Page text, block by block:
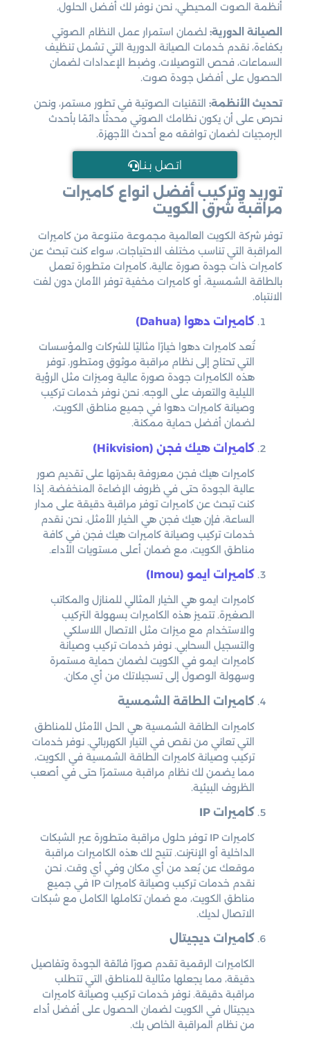
أنظمة الصوت المحيطي، نحن نوفر لك أفضل الحلول.
الصيانة الدورية: لضمان استمرار عمل النظام الصوتي
بكفاءة، نقدم خدمات الصيانة الدورية التي تشمل تنظيف
السماعات، فحص التوصيلات، وضبط الإعدادات لضمان
الحصول على أفضل جودة صوت.
تحديث الأنظمة: التقنيات الصوتية في تطور مستمر، ونحن
نحرص على أن يكون نظامك الصوتي محدثًا دائمًا بأحدث
البرمجيات لضمان توافقه مع أحدث الأجهزة.
اتـصل بـنـا
توريد وتركيب أفضل انواع كاميرات
مراقبة شرق الكويت
توفر شركة الكويت العالمية مجموعة متنوعة من كاميرات
المراقبة التي تناسب مختلف الاحتياجات، سواء كنت تبحث عن
كاميرات ذات جودة صورة عالية، كاميرات متطورة تعمل
بالطاقة الشمسية، أو كاميرات مخفية توفر الأمان دون لفت
الانتباه.
كاميرات دهوا (Dahua)
تُعد كاميرات دهوا خيارًا مثاليًا للشركات والمؤسسات
التي تحتاج إلى نظام مراقبة موثوق ومتطور. توفر
هذه الكاميرات جودة صورة عالية وميزات مثل الرؤية
الليلية والتعرف على الوجه. نحن نوفر خدمات تركيب
وصيانة كاميرات دهوا في جميع مناطق الكويت،
لضمان أفضل حماية ممكنة.
كاميرات هيك فجن (Hikvision)
كاميرات هيك فجن معروفة بقدرتها على تقديم صور
عالية الجودة حتى في ظروف الإضاءة المنخفضة. إذا
كنت تبحث عن كاميرات توفر مراقبة دقيقة على مدار
الساعة، فإن هيك فجن هي الخيار الأمثل. نحن نقدم
خدمات تركيب وصيانة كاميرات هيك فجن في كافة
مناطق الكويت، مع ضمان أعلى مستويات الأداء.
كاميرات ايمو (Imou)
كاميرات ايمو هي الخيار المثالي للمنازل والمكاتب
الصغيرة. تتميز هذه الكاميرات بسهولة التركيب
والاستخدام مع ميزات مثل الاتصال اللاسلكي
والتسجيل السحابي. نوفر خدمات تركيب وصيانة
كاميرات ايمو في الكويت لضمان حماية مستمرة
وسهولة الوصول إلى تسجيلاتك من أي مكان.
كاميرات الطاقة الشمسية
كاميرات الطاقة الشمسية هي الحل الأمثل للمناطق
التي تعاني من نقص في التيار الكهربائي. نوفر خدمات
تركيب وصيانة كاميرات الطاقة الشمسية في الكويت،
مما يضمن لك نظام مراقبة مستمرًا حتى في أصعب
الظروف البيئية.
كاميرات IP
كاميرات IP توفر حلول مراقبة متطورة عبر الشبكات
الداخلية أو الإنترنت. تتيح لك هذه الكاميرات مراقبة
موقعك عن بُعد من أي مكان وفي أي وقت. نحن
نقدم خدمات تركيب وصيانة كاميرات IP في جميع
مناطق الكويت، مع ضمان تكاملها الكامل مع شبكات
الاتصال لديك.
كاميرات ديجيتال
الكاميرات الرقمية تقدم صورًا فائقة الجودة وتفاصيل
دقيقة، مما يجعلها مثالية للمناطق التي تتطلب
مراقبة دقيقة. نوفر خدمات تركيب وصيانة كاميرات
ديجيتال في الكويت لضمان الحصول على أفضل أداء
من نظام المراقبة الخاص بك.